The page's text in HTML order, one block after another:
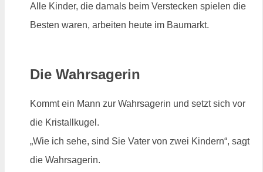
Alle Kinder, die damals beim Verstecken spielen die
Besten waren, arbeiten heute im Baumarkt.
Die Wahrsagerin
Kommt ein Mann zur Wahrsagerin und setzt sich vor
die Kristallkugel.
„Wie ich sehe, sind Sie Vater von zwei Kindern“, sagt
die Wahrsagerin.